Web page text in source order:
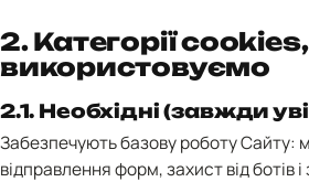
2. Категорії
використовуємо
2.1. Необхідні (завжди
Забезпечують базову роботу Сайту:
відправлення форм, захист від ботів